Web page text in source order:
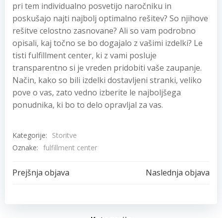
pri tem individualno posvetijo naročniku in
poskušajo najti najbolj optimalno rešitev? So njihove
rešitve celostno zasnovane? Ali so vam podrobno
opisali, kaj točno se bo dogajalo z vašimi izdelki? Le
tisti fulfillment center, ki z vami posluje
transparentno si je vreden pridobiti vaše zaupanje.
Način, kako so bili izdelki dostavljeni stranki, veliko
pove o vas, zato vedno izberite le najboljšega
ponudnika, ki bo to delo opravljal za vas.
Kategorije:
Storitve
Oznake: fulfillment center
Post
navigation
Prejšnja objava
Post
navigation
Naslednja objava